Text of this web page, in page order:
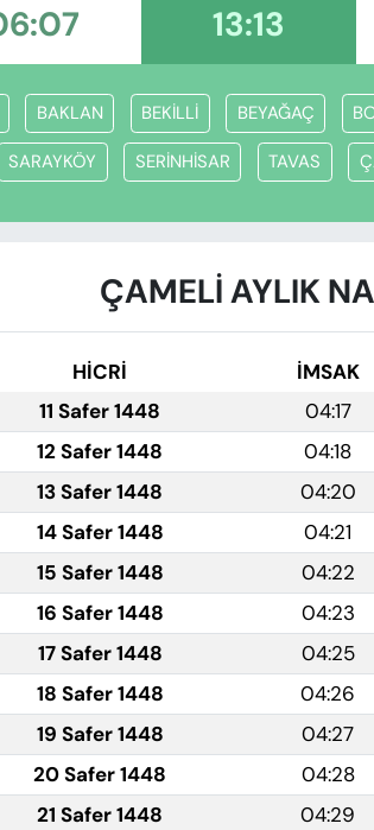
13:13
BAKLAN BEKİLLİ BEYAĞAÇ
SARAYKÖY SERİNHİSAR TAVAS
ÇAMELİ AYLIK
HİCRİ İMSAK
11 Safer 1448 04:17
12 Safer 1448 04:18
13 Safer 1448 04:20
14 Safer 1448 04:21
15 Safer 1448 04:22
16 Safer 1448 04:23
17 Safer 1448 04:25
18 Safer 1448 04:26
19 Safer 1448 04:27
20 Safer 1448 04:28
21 Safer 1448 04:29